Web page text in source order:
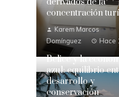
derivados de la
concentración
Karem Marcos
Domínguez
Hace
Belice y la
azul: equilibrio
desarrollo y
conservación